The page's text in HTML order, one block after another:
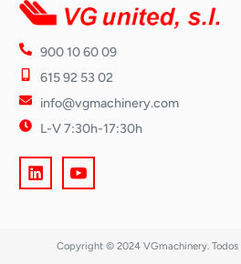
900 10 60 09
615 92 53 02
info@vgmachinery.com
L-V 7:30h-17:30h
Copyright © 2024 VGmachinery. Todos